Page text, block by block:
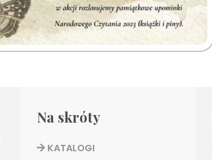
Na skróty
KATALOGI